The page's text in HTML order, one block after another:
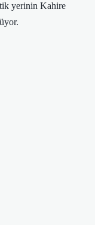
yerinin Kahire